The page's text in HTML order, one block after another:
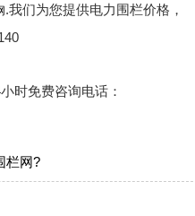
.我们为您提供电力围栏价格，
时免费咨询电话：
栏网?